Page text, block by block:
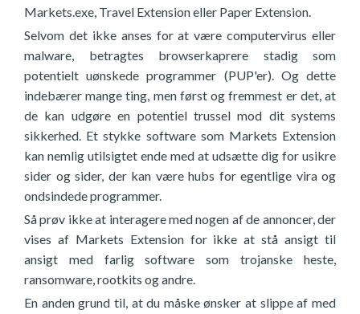
Markets.exe, Travel Extension eller Paper Extension.
Selvom det ikke anses for at være computervirus eller
malware, betragtes browserkaprere stadig som
potentielt uønskede programmer (PUP'er). Og dette
indebærer mange ting, men først og fremmest er det, at
de kan udgøre en potentiel trussel mod dit systems
sikkerhed. Et stykke software som Markets Extension
kan nemlig utilsigtet ende med at udsætte dig for usikre
sider og sider, der kan være hubs for egentlige vira og
ondsindede programmer.
Så prøv ikke at interagere med nogen af de annoncer, der
vises af Markets Extension for ikke at stå ansigt til
ansigt med farlig software som trojanske heste,
ransomware, rootkits og andre.
En anden grund til, at du måske ønsker at slippe af med